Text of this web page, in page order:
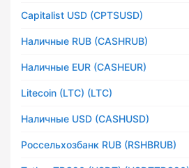
Capitalist USD (CPTSUSD)
Наличные RUB (CASHRUB)
Наличные EUR (CASHEUR)
Litecoin (LTC) (LTC)
Наличные USD (CASHUSD)
Россельхозбанк RUB (RSHBRUB)